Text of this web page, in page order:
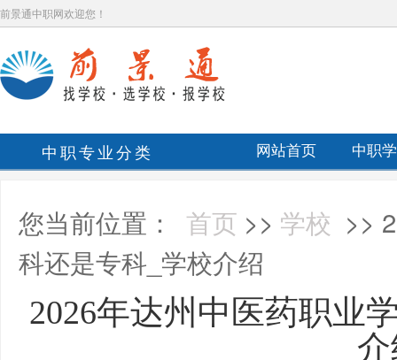
前景通中职网欢迎您！
中职专业分类 网站首页 中职
您当前位置： 首页 >> 学校 >>
科还是专科_学校介绍
2026年达州中医药职业